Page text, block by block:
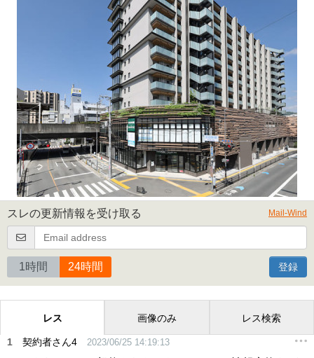
スレの更新情報を受け取る Mail-Wind
1時間 24時間 登録
レス 画像のみ レス検索
1 契約者さん4 2023/06/25 14:19:13